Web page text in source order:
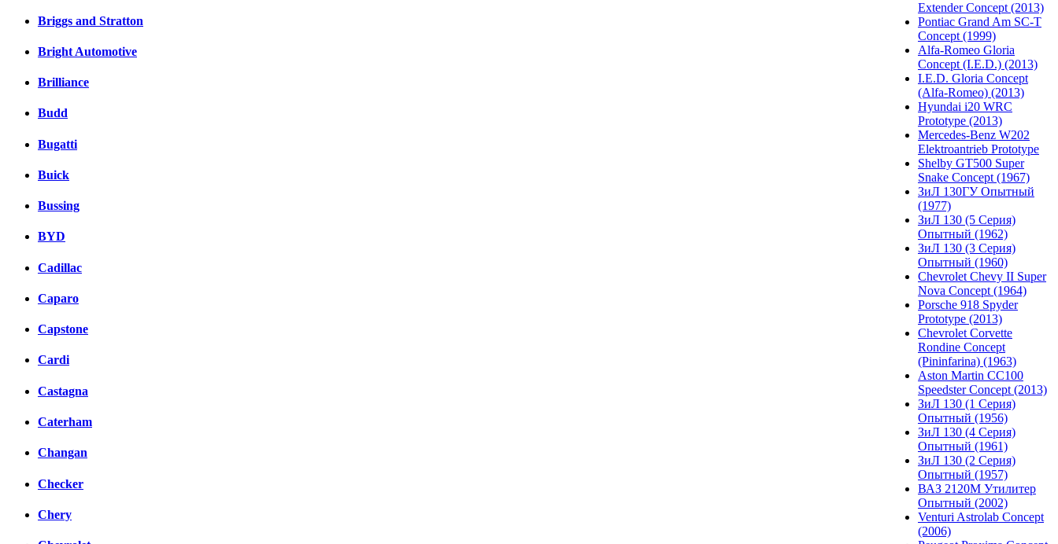
Briggs and Stratton
Bright Automotive
Brilliance
Budd
Bugatti
Buick
Bussing
BYD
Cadillac
Caparo
Capstone
Cardi
Castagna
Caterham
Changan
Checker
Chery
Extender Concept (2013)
Pontiac Grand Am SC-T
Concept (1999)
Alfa-Romeo Gloria
Concept (I.E.D.) (2013)
I.E.D. Gloria Concept
(Alfa-Romeo) (2013)
Hyundai i20 WRC
Prototype (2013)
Mercedes-Benz W202
Elektroantrieb Prototype
Shelby GT500 Super
Snake Concept (1967)
ЗиЛ 130ГУ Опытный
(1977)
ЗиЛ 130 (5 Серия)
Опытный (1962)
ЗиЛ 130 (3 Серия)
Опытный (1960)
Chevrolet Chevy II Super
Nova Concept (1964)
Porsche 918 Spyder
Prototype (2013)
Chevrolet Corvette
Rondine Concept
(Pininfarina) (1963)
Aston Martin CC100
Speedster Concept (2013)
ЗиЛ 130 (1 Серия)
Опытный (1956)
ЗиЛ 130 (4 Серия)
Опытный (1961)
ЗиЛ 130 (2 Серия)
Опытный (1957)
ВАЗ 2120М Утилитер
Опытный (2002)
Venturi Astrolab Concept
(2006)